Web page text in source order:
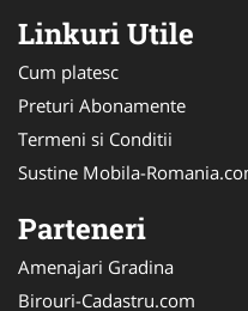
Linkuri Utile
Cum platesc
Preturi Abonamente
Termeni si Conditii
Sustine Mobila-
Parteneri
Amenajari Gradina
Birouri-Cadastru.com